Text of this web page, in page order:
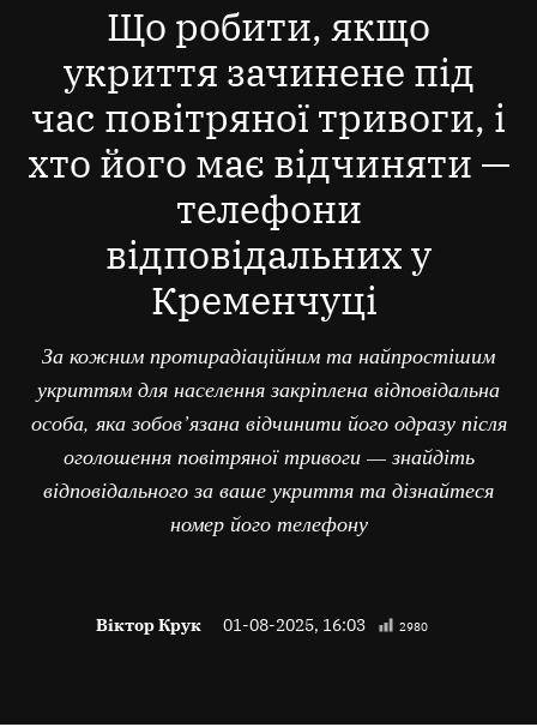
Що робити, якщо
укриття зачинене під
час повітряної тривоги, і
хто його має відчиняти —
телефони
відповідальних у
Кременчуці
За кожним протирадіаційним та найпростішим
укриттям для населення закріплена відповідальна
особа, яка зобов’язана відчинити його одразу після
оголошення повітряної тривоги — знайдіть
відповідального за ваше укриття та дізнайтеся
номер його телефону
Віктор Крук 01-08-2025, 16:03 2980